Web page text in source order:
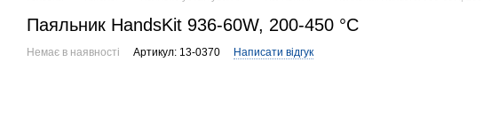
Паяльник HandsKit 936-60W, 200-450 °C
Немає в наявності Артикул: 13-0370 Написати відгук